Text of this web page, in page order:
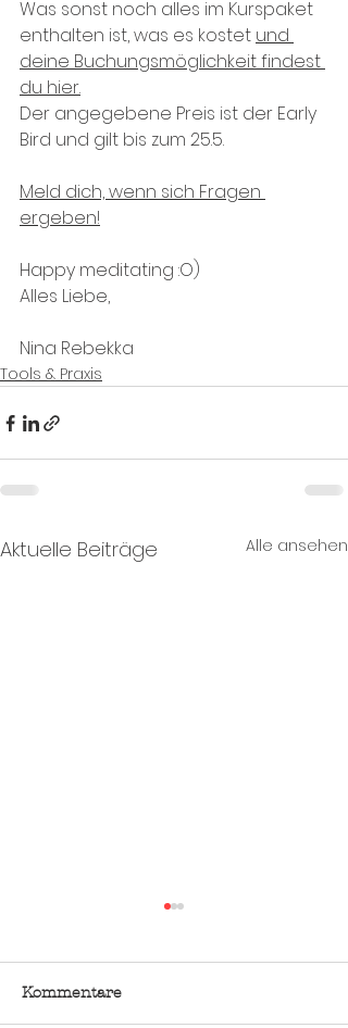
Was sonst noch alles im Kurspaket
enthalten ist, was es kostet und
deine Buchungsmöglichkeit findest
du hier.
Der angegebene Preis ist der Early
Bird und gilt bis zum 25.5.
Meld dich, wenn sich Fragen
ergeben!
Happy meditating :O)
Alles Liebe,
Nina Rebekka
Tools & Praxis
Aktuelle Beiträge Alle ansehen
Kommentare